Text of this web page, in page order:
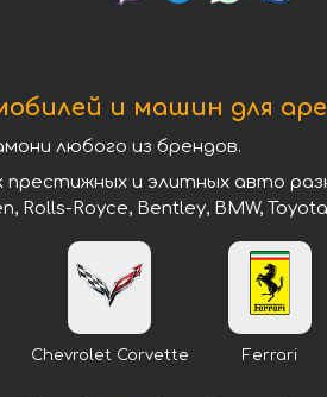
и машин для
любого из брендов.
и элитных авто
Rolls-Royce, Bentley, BMW,
Chevrolet Corvette Ferrari